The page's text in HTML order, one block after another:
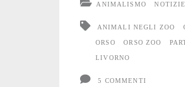
Gigiballa
ANIMALISMO NOTIZIE
ANIMALI NEGLI ZOO
ORSO ORSO ZOO
LIVORNO
5 COMMENTI